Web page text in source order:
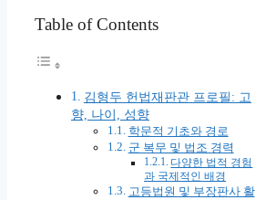
Table of Contents
김형두 헌법재판관 프로필: 고
향, 나이, 성향
학문적 기초와 경로
군 복무 및 법조 경력
다양한 법적 경험
과 국제적인 배경
고등법원 및 부장판사 활